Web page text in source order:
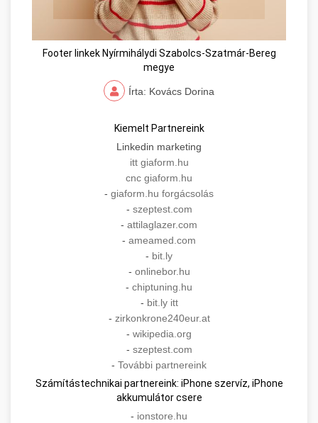
Footer linkek Nyírmihálydi Szabolcs-Szatmár-Bereg
megye
Írta: Kovács Dorina
Kiemelt Partnereink
Linkedin marketing
itt giaform.hu
cnc giaform.hu
- giaform.hu forgácsolás
- szeptest.com
- attilaglazer.com
- ameamed.com
- bit.ly
- onlinebor.hu
- chiptuning.hu
- bit.ly itt
- zirkonkrone240eur.at
- wikipedia.org
- szeptest.com
- További partnereink
Számítástechnikai partnereink: iPhone szervíz, iPhone
akkumulátor csere
- ionstore.hu